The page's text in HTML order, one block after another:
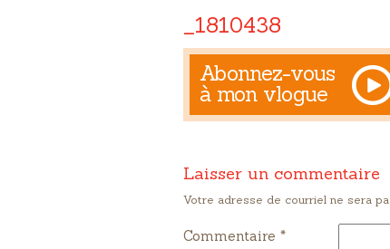
_1810438
Abonnez-vous
à mon vlogue
Laisser un commentaire
Votre adresse de courriel ne sera
Commentaire *